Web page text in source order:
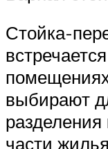
Стойка-
выбирают
разделения
части